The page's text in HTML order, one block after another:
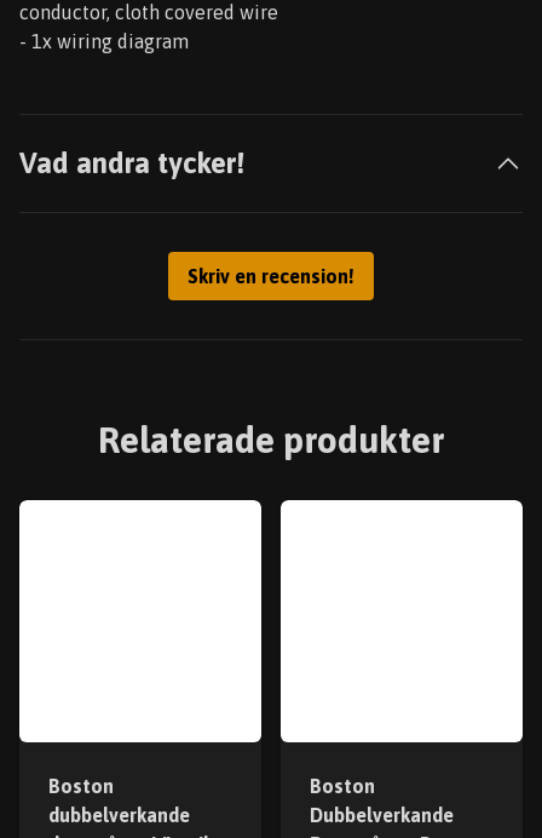
conductor, cloth covered wire
- 1x wiring diagram
Vad andra tycker!
Skriv en recension!
Relaterade produkter
Boston
dubbelverkande
Boston
Dubbelverkande